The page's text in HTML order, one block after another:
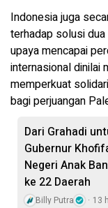
Indonesia juga
terhadap solusi dua
upaya mencapai
internasional dinilai
memperkuat
bagi perjuangan
Dari Grahadi
Gubernur
Negeri Anak
ke 22 Daerah
Billy Putra 13